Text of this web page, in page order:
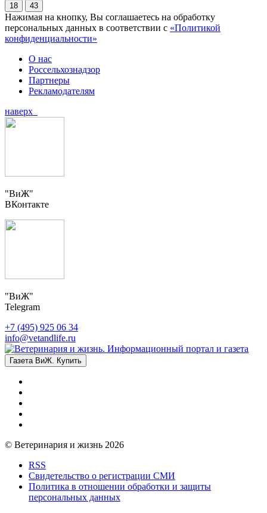
18 43
Нажимая на кнопку, Вы соглашаетесь на обработку
персональных данных в соответствии с «Политикой
конфиденциальности»
О нас
Россельхознадзор
Партнеры
Рекламодателям
наверх
"ВиЖ"
ВКонтакте
"ВиЖ"
Telegram
+7 (495) 925 06 34
info@vetandlife.ru
Газета ВиЖ. Купить
© Ветеринария и жизнь 2026
RSS
Свидетельство о регистрации СМИ
Политика в отношении обработки и защиты
персональных данных